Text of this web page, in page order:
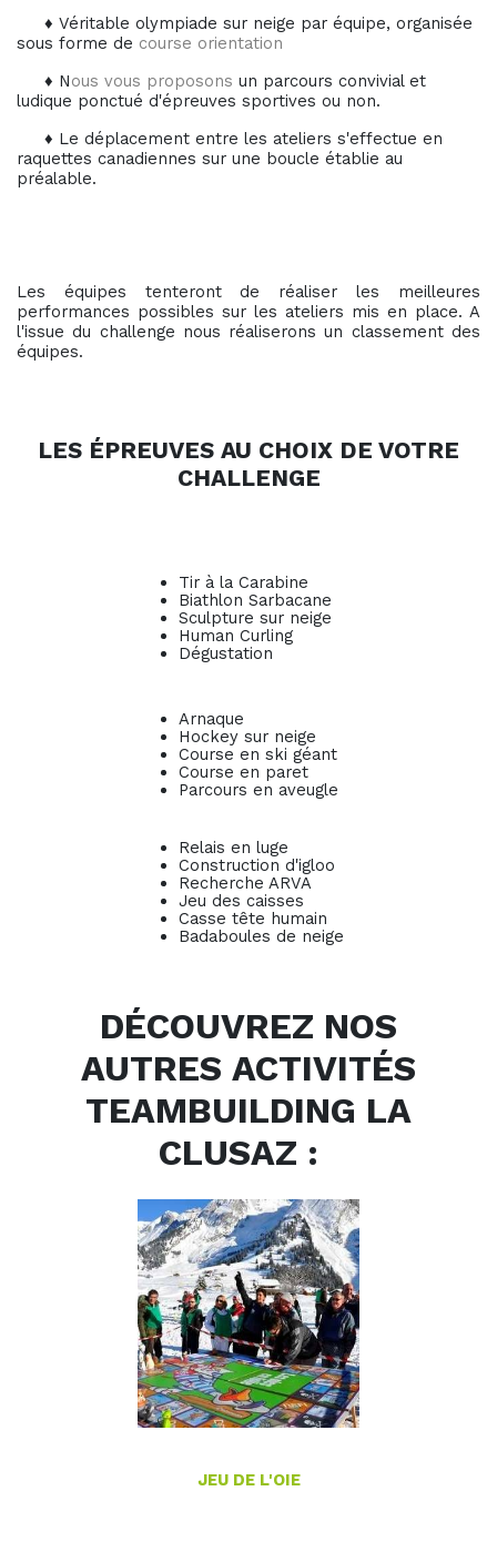
♦ Véritable olympiade sur neige par équipe, organisée
sous forme de course orientation
♦ Nous vous proposons un parcours convivial et
ludique ponctué d'épreuves sportives ou non.
♦ Le déplacement entre les ateliers s'effectue en
raquettes canadiennes sur une boucle établie au
préalable.
Les équipes tenteront de réaliser les meilleures
performances possibles sur les ateliers mis en place. A
l'issue du challenge nous réaliserons un classement des
équipes.
LES ÉPREUVES AU CHOIX DE VOTRE
CHALLENGE
Tir à la Carabine
Biathlon Sarbacane
Sculpture sur neige
Human Curling
Dégustation
Arnaque
Hockey sur neige
Course en ski géant
Course en paret
Parcours en aveugle
Relais en luge
Construction d'igloo
Recherche ARVA
Jeu des caisses
Casse tête humain
Badaboules de neige
DÉCOUVREZ NOS
AUTRES ACTIVITÉS
TEAMBUILDING LA
CLUSAZ :
JEU DE L'OIE